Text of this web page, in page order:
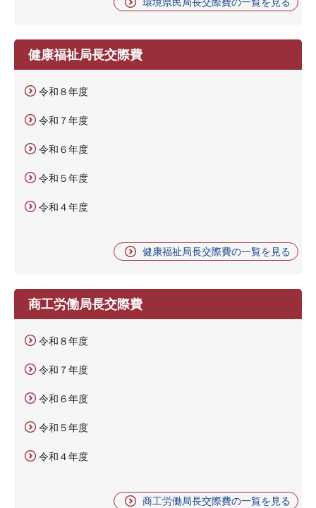
健康福祉局長交際費
令和８年度
令和７年度
令和６年度
令和５年度
令和４年度
健康福祉局長交際費の一覧を見る
商工労働局長交際費
令和８年度
令和７年度
令和６年度
令和５年度
令和４年度
商工労働局長交際費の一覧を見る